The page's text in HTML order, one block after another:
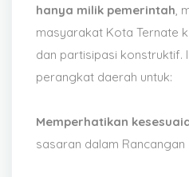
hanya milik pemerintah,
masyarakat Kota Ternate
dan partisipasi konstruktif.
perangkat daerah untuk:
Memperhatikan
sasaran dalam Rancangan